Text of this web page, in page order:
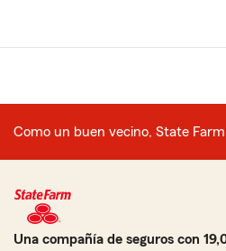
pages
Como un buen vecino, State
Una compañía de seguros con